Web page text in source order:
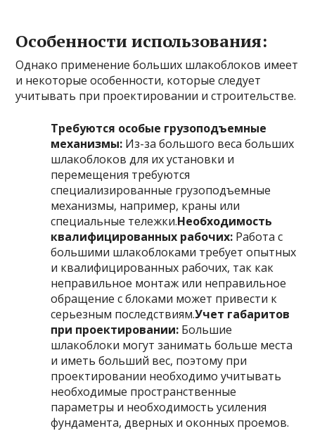
Особенности использования:
Однако применение больших шлакоблоков имеет
и некоторые особенности, которые следует
учитывать при проектировании и строительстве.
Требуются особые грузоподъемные
механизмы: Из-за большого веса больших
шлакоблоков для их установки и
перемещения требуются
специализированные грузоподъемные
механизмы, например, краны или
специальные тележки.Необходимость
квалифицированных рабочих: Работа с
большими шлакоблоками требует опытных
и квалифицированных рабочих, так как
неправильное монтаж или неправильное
обращение с блоками может привести к
серьезным последствиям.Учет габаритов
при проектировании: Большие
шлакоблоки могут занимать больше места
и иметь больший вес, поэтому при
проектировании необходимо учитывать
необходимые пространственные
параметры и необходимость усиления
фундамента, дверных и оконных проемов.